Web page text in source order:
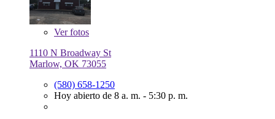
Verfotos
1110 N Broadway St
Marlow, OK 73055
(580) 658-1250
Hoy abierto de 8 a. m. - 5:30 p. m.